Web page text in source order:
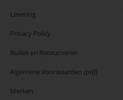
Levering
Privacy Policy
Ruilen en Retourneren
Algemene Voorwaarden (pdf)
Merken